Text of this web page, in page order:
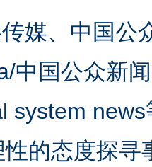
媒、中国公
中国公众新
system
的态度探寻
谢